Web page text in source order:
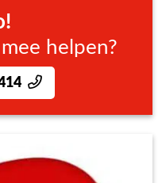
helpen?